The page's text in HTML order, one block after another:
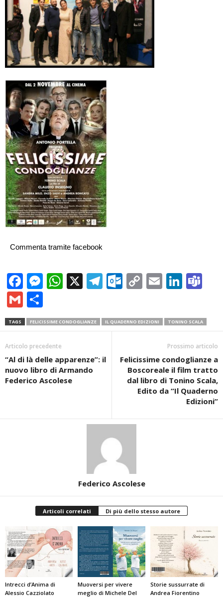
Commenta tramite facebook
Facebook
Messenger
WhatsApp
X Telegram
Outlook.com
CopyEmail
Gmail
TAGS FELICISSIME CONDOGLIANZE IL QUADERNO EDIZIONI TONINO SCALA
Articolo precedente
“Al di là delle apparenze”: il
nuovo libro di Armando
Federico Ascolese
Prossimo articolo
Felicissime condoglianze a
Boscoreale il film tratto
dal libro di Tonino Scala,
Edito da “Il Quaderno
Edizioni”
Federico Ascolese
Articoli correlati Di più dello stesso autore
Intrecci d’Anima di
Alessio Cazziolato
Muoversi per vivere
meglio di Michele Del
Storie sussurrate di
Andrea Fiorentino